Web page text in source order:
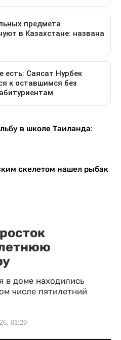
в школе Таиланда:
скелетом нашел рыбак
в доме находились
числе пятилетний
01:29